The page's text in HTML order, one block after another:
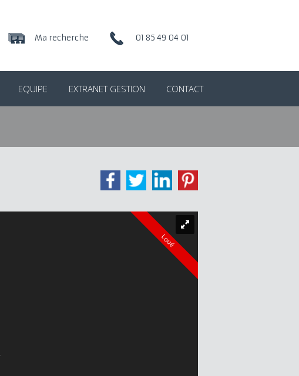
01 85 49 04 01
Ma recherche
EQUIPE EXTRANET GESTION CONTACT
Loué